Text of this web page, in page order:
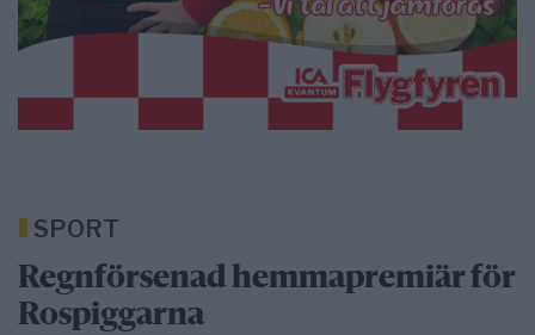
SPORT
Regnförsenad hemmapremiär för
Rospiggarna